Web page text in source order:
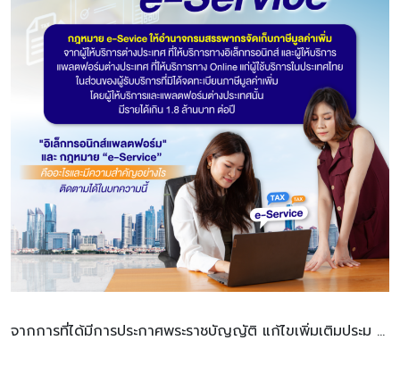
จากการที่ได้มีการประกาศพระราชบัญญัติ แก้ไขเพิ่มเติมประม …